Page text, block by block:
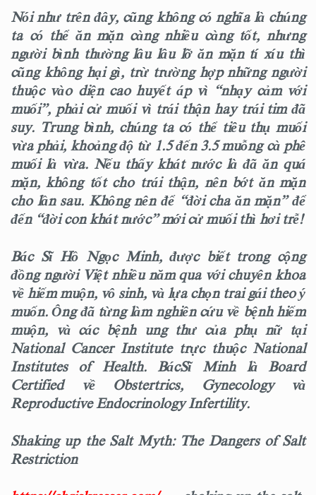
Nói như trên đây, cũng không có nghĩa là chúng
ta có thể ăn mặn càng nhiều càng tốt, nhưng
người bình thường lâu lâu lỡ ăn mặn tí xíu thì
cũng không hại gì, trừ trường hợp những người
thuộc vào diện cao huyết áp vì “nhạy cảm với
muối”, phải cử muối vì trái thận hay trái tim đã
suy. Trung bình, chúng ta có thể tiêu thụ muối
vừa phải, khoảng độ từ 1.5 đến 3.5 muỗng cà phê
muối là vừa. Nếu thấy khát nước là đã ăn quá
mặn, không tốt cho trái thận, nên bớt ăn mặn
cho lần sau. Không nên để “đời cha ăn mặn” để
đến “đời con khát nước” mới cử muối thì hơi trễ!
Bác Sĩ Hồ Ngọc Minh, được biết trong cộng
đồng người Việt nhiều năm qua với chuyên khoa
về hiếm muộn, vô sinh, và lựa chọn trai gái theo ý
muốn. Ông đã từng làm nghiên cứu về bệnh hiếm
muộn, và các bệnh ung thư của phụ nữ tại
National Cancer Institute trực thuộc National
Institutes of Health. BácSĩ Minh là Board
Certified về Obstertrics, Gynecology và
Reproductive Endocrinology Infertility.
Shaking up the Salt Myth: The Dangers of Salt
Restriction